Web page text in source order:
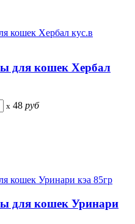
для кошек Хербал
x 48 руб
для кошек Уринари